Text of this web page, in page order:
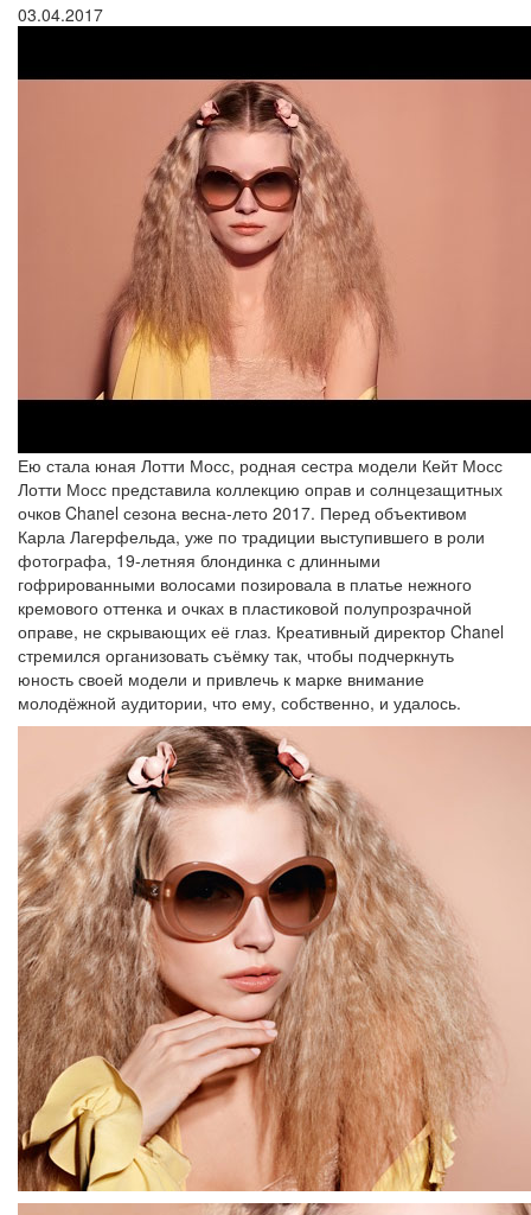
03.04.2017
Ею стала юная Лотти Мосс, родная сестра модели Кейт Мосс
Лотти Мосс представила коллекцию оправ и солнцезащитных
очков Chanel сезона весна-лето 2017. Перед объективом
Карла Лагерфельда, уже по традиции выступившего в роли
фотографа, 19-летняя блондинка с длинными
гофрированными волосами позировала в платье нежного
кремового оттенка и очках в пластиковой полупрозрачной
оправе, не скрывающих её глаз. Креативный директор Chanel
стремился организовать съёмку так, чтобы подчеркнуть
юность своей модели и привлечь к марке внимание
молодёжной аудитории, что ему, собственно, и удалось.